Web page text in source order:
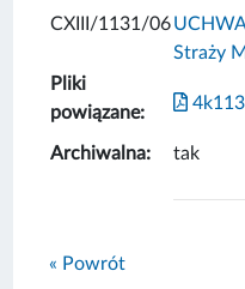
CXIII/1131/06
Straży
Pliki
powiązane:
Archiwalna: tak
« Powrót